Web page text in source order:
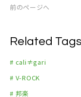
前のページへ
Related Tags
# cali≠gari
# V-ROCK
# 邦楽